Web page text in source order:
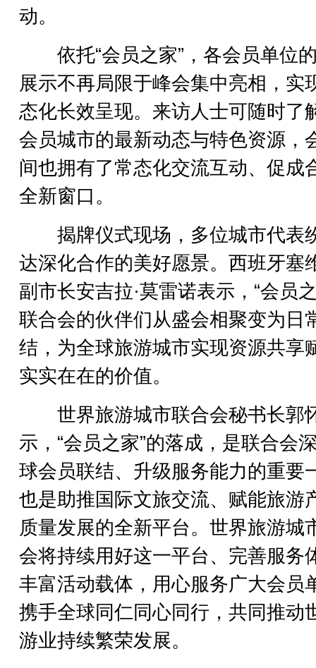
动。
依托“会员之家”，各会员单位
展示不再局限于峰会集中亮相，实
态化长效呈现。来访人士可随时了
会员城市的最新动态与特色资源，
间也拥有了常态化交流互动、促成
全新窗口。
揭牌仪式现场，多位城市代表
达深化合作的美好愿景。西班牙塞
副市长安吉拉·莫雷诺表示，“会员
联合会的伙伴们从盛会相聚变为日
结，为全球旅游城市实现资源共享
实实在在的价值。
世界旅游城市联合会秘书长郭
示，“会员之家”的落成，是联合会
球会员联结、升级服务能力的重要
也是助推国际文旅交流、赋能旅游
质量发展的全新平台。世界旅游城
会将持续用好这一平台、完善服务
丰富活动载体，用心服务广大会员
携手全球同仁同心同行，共同推动
游业持续繁荣发展。